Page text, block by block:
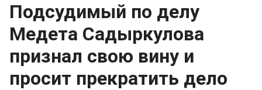
Подсудимый по делу
Медета Садыркулова
признал свою вину и
просит прекратить дело